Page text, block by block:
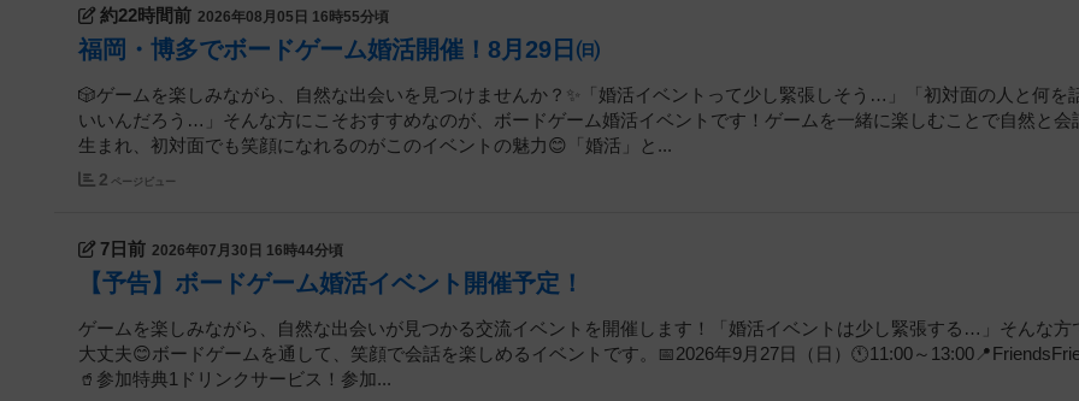
約22時間前 2026年08月05日 16時55分頃
福岡・博多でボードゲーム婚活開催！8月29日㈰
🎲ゲームを楽しみながら、自然な出会いを見つけませんか？✨「婚活イベントって少し緊張しそう…」「初対面の人と何を
いいんだろう…」そんな方にこそおすすめなのが、ボードゲーム婚活イベントです！ゲームを一緒に楽しむことで自然と会
生まれ、初対面でも笑顔になれるのがこのイベントの魅力😊「婚活」と...
2 ページビュー
7日前 2026年07月30日 16時44分頃
【予告】ボードゲーム婚活イベント開催予定！
ゲームを楽しみながら、自然な出会いが見つかる交流イベントを開催します！「婚活イベントは少し緊張する…」そんな方
大丈夫😊ボードゲームを通して、笑顔で会話を楽しめるイベントです。📅2026年9月27日（日）🕚11:00～
🥤参加特典1ドリンクサービス！参加...